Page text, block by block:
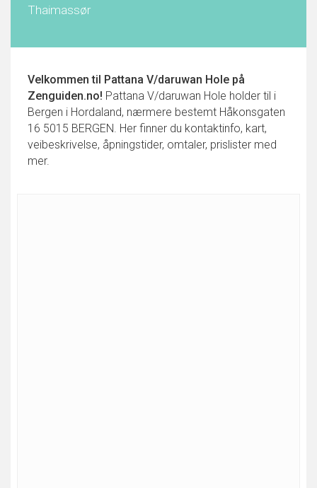
Thaimassør
Velkommen til Pattana V/daruwan Hole på
Zenguiden.no! Pattana V/daruwan Hole holder til i
Bergen i Hordaland, nærmere bestemt Håkonsgaten
16 5015 BERGEN. Her finner du kontaktinfo, kart,
veibeskrivelse, åpningstider, omtaler, prislister med
mer.